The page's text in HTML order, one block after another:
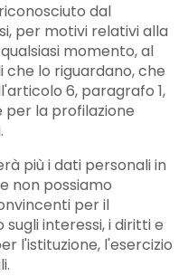
dal
per motivi relativi alla
momento, al
lo riguardano, che
6, paragrafo 1,
per la profilazione
più i dati personali in
non possiamo
per il
interessi, i diritti e
l'istituzione, l'esercizio